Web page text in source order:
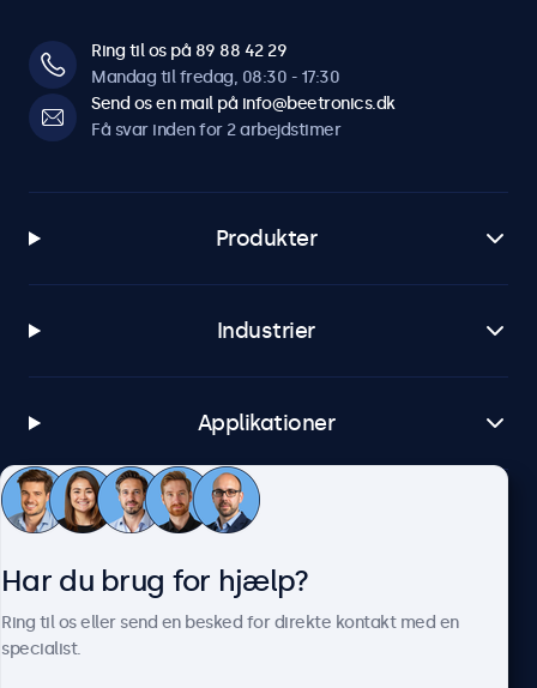
Ring til os på 89 88 42 29
Mandag til fredag, 08:30 - 17:30
Send os en mail på info@beetronics.dk
Få svar inden for 2 arbejdstimer
Produkter
Industrier
Applikationer
Kundeservice
Har du brug for hjælp?
Ring til os eller send en besked for direkte kontakt med en
specialist.